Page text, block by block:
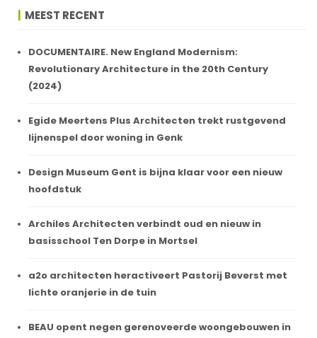
MEEST RECENT
DOCUMENTAIRE. New England Modernism:
Revolutionary Architecture in the 20th Century
(2024)
Egide Meertens Plus Architecten trekt rustgevend
lijnenspel door woning in Genk
Design Museum Gent is bijna klaar voor een nieuw
hoofdstuk
Archiles Architecten verbindt oud en nieuw in
basisschool Ten Dorpe in Mortsel
a2o architecten heractiveert Pastorij Beverst met
lichte oranjerie in de tuin
BEAU opent negen gerenoveerde woongebouwen in